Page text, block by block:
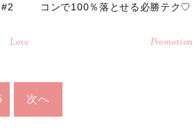
Love
コンで100％落とせる必勝テク♡
Promotion
次へ